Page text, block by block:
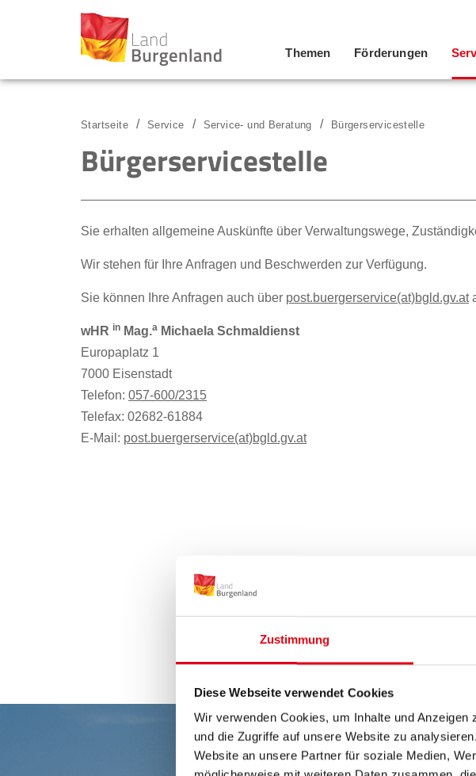
Zustimmung
Diese Webseite verwendet Cookies
Wir verwenden Cookies, um Inhalte und
und die Zugriffe auf unsere Website zu
Website an unsere Partner für soziale Medien,
Zum Inhalt
Zum Menü
Zur Suche
Themen Förderungen
Startseite Service Service- und Beratung Bürgerservicestelle
Bürgerservicestelle
Sie erhalten allgemeine Auskünfte über Verwaltungswege,
Wir stehen für Ihre Anfragen und Beschwerden zur Verfügung.
Sie können Ihre Anfragen auch über post.buergerservice(at)bgld.gv.at
wHR in Mag.a Michaela Schmaldienst
Europaplatz 1
7000 Eisenstadt
Telefon: 057-600/2315
Telefax: 02682-61884
E-Mail: post.buergerservice(at)bgld.gv.at